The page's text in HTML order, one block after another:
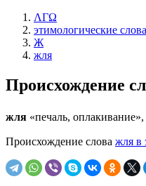
ΛΓΩ
этимологические
Ж
жля
Происхождение
жля «печаль,
Происхождение слова жля в